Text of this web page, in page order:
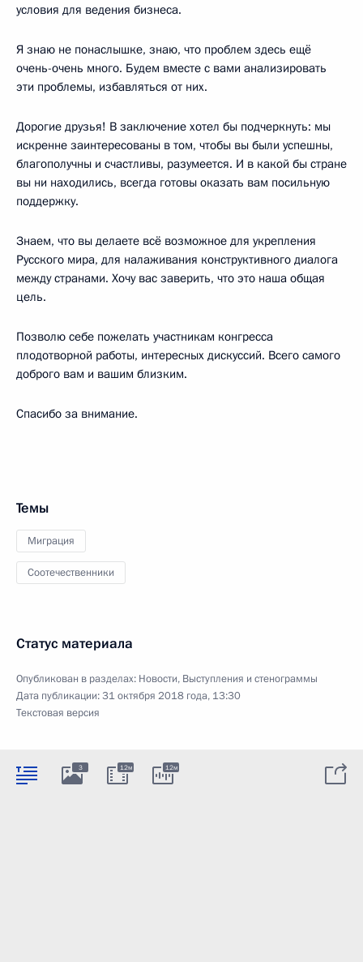
условия для ведения бизнеса.
Я знаю не понаслышке, знаю, что проблем здесь ещё
очень-очень много. Будем вместе с вами анализировать
эти проблемы, избавляться от них.
Дорогие друзья! В заключение хотел бы подчеркнуть: мы
искренне заинтересованы в том, чтобы вы были успешны,
благополучны и счастливы, разумеется. И в какой бы стране
вы ни находились, всегда готовы оказать вам посильную
поддержку.
Знаем, что вы делаете всё возможное для укрепления
Русского мира, для налаживания конструктивного диалога
между странами. Хочу вас заверить, что это наша общая
цель.
Позволю себе пожелать участникам конгресса
плодотворной работы, интересных дискуссий. Всего самого
доброго вам и вашим близким.
Спасибо за внимание.
Темы
Миграция
Соотечественники
Статус материала
Опубликован в разделах: Новости, Выступления и стенограммы
Дата публикации:31 октября 2018 года, 13:30
Текстовая версия
3 12м 12м